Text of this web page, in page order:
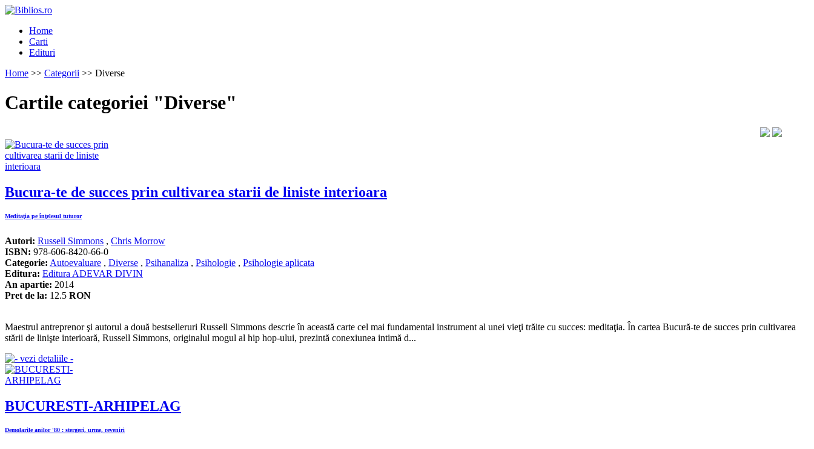
Home
Carti
Edituri
Home >> Categorii >> Diverse
Cartile categoriei "Diverse"
Bucura-te de succes prin cultivarea starii de liniste interioara
Meditaţia pe înţelesul tuturor
Autori: Russell Simmons , Chris Morrow
ISBN: 978-606-8420-66-0
Categorie: Autoevaluare , Diverse , Psihanaliza , Psihologie , Psihologie aplicata
Editura: Editura ADEVAR DIVIN
An apartie: 2014
Pret de la: 12.5 RON
Maestrul antreprenor şi autorul a două bestselleruri Russell Simmons descrie în această carte cel mai fundamental instrument al unei vieţi trăite cu succes: meditaţia. În cartea Bucură-te de succes prin cultivarea
stării de linişte interioară, Russell Simmons, originalul mogul al hip hop-ului, prezintă conexiunea intimă d...
BUCURESTI-ARHIPELAG
Demolarile anilor '80 : stergeri, urme, reveniri